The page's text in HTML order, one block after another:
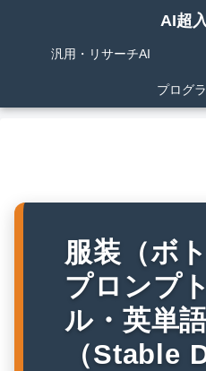
AI超
汎用・リサーチAI
プログ
服装（ボ
プロンプ
ル・英単
（Stable